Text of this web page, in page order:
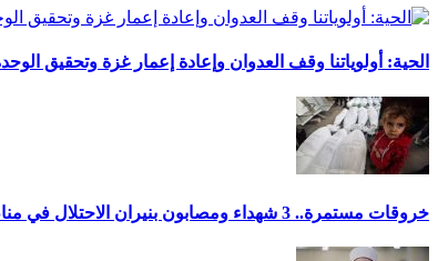
الحية: أولوياتنا وقف العدوان وإعادة إعمار غزة وتحقيق
خروقات مستمرة.. 3 شهداء ومصابون بنيران الاحتلال في مناطق متفرقة بالقطاع